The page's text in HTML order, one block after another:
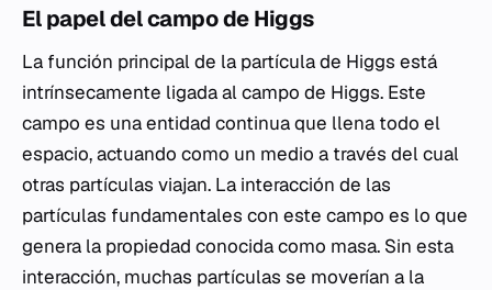
El papel del campo de Higgs
La función principal de la partícula de Higgs está
intrínsecamente ligada al campo de Higgs. Este
campo es una entidad continua que llena todo el
espacio, actuando como un medio a través del cual
otras partículas viajan. La interacción de las
partículas fundamentales con este campo es lo que
genera la propiedad conocida como masa. Sin esta
interacción, muchas partículas se moverían a la